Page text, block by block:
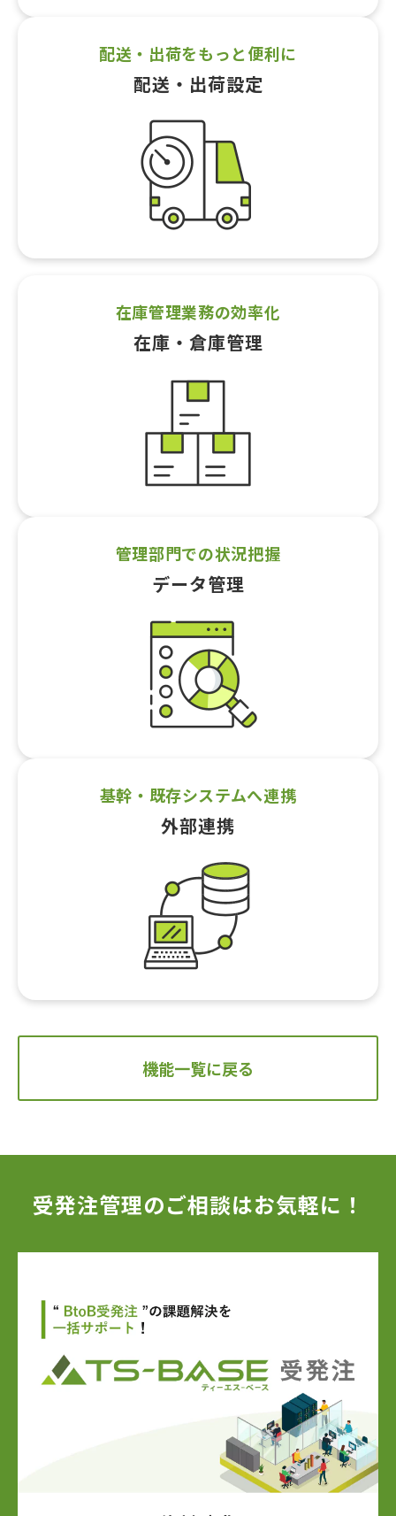
配送・出荷をもっと便利に
配送・出荷設定
在庫管理業務の効率化
在庫・倉庫管理
管理部門での状況把握
データ管理
基幹・既存システムへ連携
外部連携
機能一覧に戻る
受発注管理のご相談はお気軽に！